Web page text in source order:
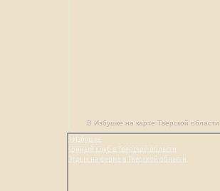
В Избушке на карте Тверской
В Избушке
Конный клуб в Тверской области
Отдых на ферме в Тверской области